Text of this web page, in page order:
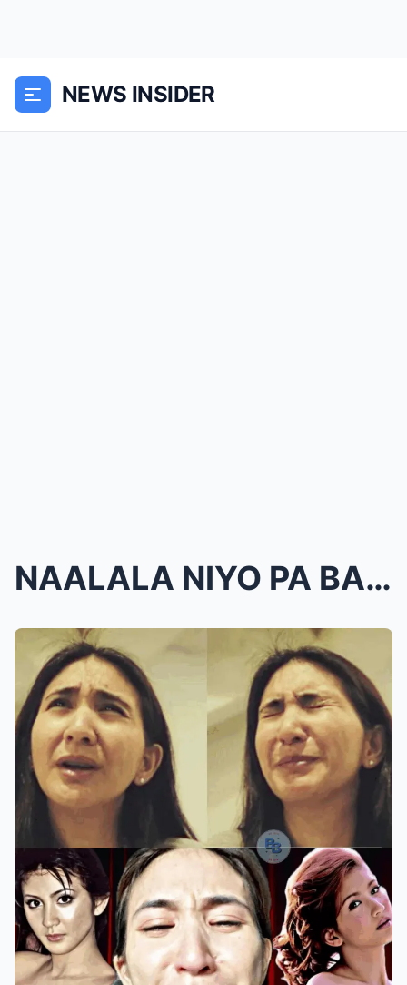
NEWS INSIDER
NAALALA NIYO PA BA SI RICA PARALEJO? ANG TAHIMIK N...